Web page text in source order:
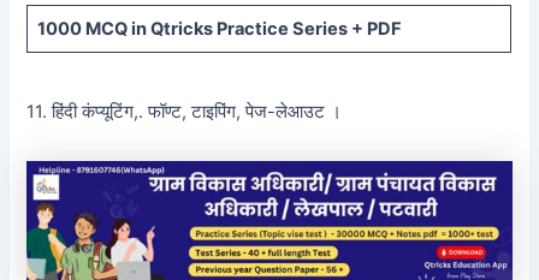
1000 MCQin Qtricks Practice Series + PDF
11. हिंदी कंप्यूटिंग,. फॉण्ट, टाइपिंग, पेज-लेआउट ।